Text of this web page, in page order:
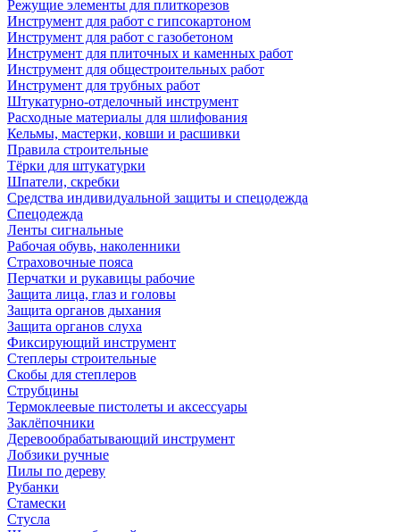
Режущие элементы для плиткорезов
Инструмент для работ с гипсокартоном
Инструмент для работ с газобетоном
Инструмент для плиточных и каменных работ
Инструмент для общестроительных работ
Инструмент для трубных работ
Штукатурно-отделочный инструмент
Расходные материалы для шлифования
Кельмы, мастерки, ковши и расшивки
Правила строительные
Тёрки для штукатурки
Шпатели, скребки
Средства индивидуальной защиты и спецодежда
Спецодежда
Ленты сигнальные
Рабочая обувь, наколенники
Страховочные пояса
Перчатки и рукавицы рабочие
Защита лица, глаз и головы
Защита органов дыхания
Защита органов слуха
Фиксирующий инструмент
Степлеры строительные
Скобы для степлеров
Струбцины
Термоклеевые пистолеты и аксессуары
Заклёпочники
Деревообрабатывающий инструмент
Лобзики ручные
Пилы по дереву
Рубанки
Стамески
Стусла